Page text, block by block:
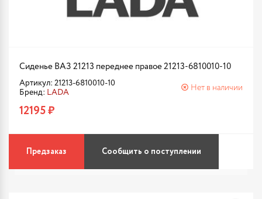
Сиденье ВАЗ 21213 переднее правое 21213-6810010-10
Артикул: 21213-6810010-10
Бренд: LADA
Нет в наличии
12195 ₽
Предзаказ Сообщить о поступлении